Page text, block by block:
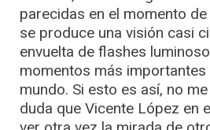
parecidas en el momento
se produce una visión casi
envuelta de flashes
momentos más
mundo. Si esto es así, no
duda que Vicente López en